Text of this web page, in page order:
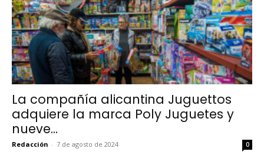
La compañía alicantina Juguettos
adquiere la marca Poly Juguetes y
nueve...
Redacción - 7 de agosto de 2024 0